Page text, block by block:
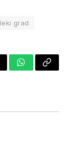
grad
WhatsApp
Copy